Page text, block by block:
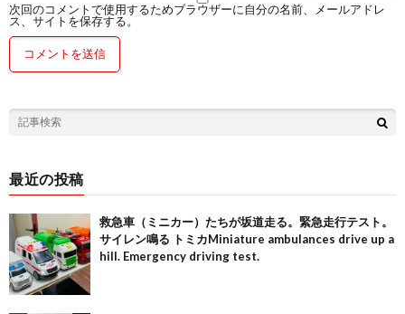
次回のコメントで使用するためブラウザーに自分の名前、メールアドレ
ス、サイトを保存する。
最近の投稿
救急車（ミニカー）たちが坂道走る。緊急走行テスト。
サイレン鳴る トミカMiniature ambulances drive up a
hill. Emergency driving test.